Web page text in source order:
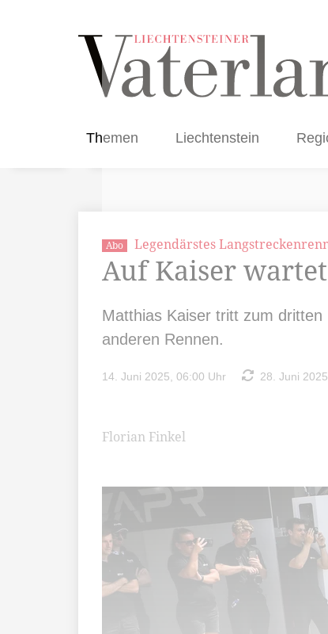
Themen Liechtenstein
Abo Legendärstes
Auf Kaiser
Matthias Kaiser tritt zum
anderen Rennen.
14. Juni 2025, 06:00 Uhr 28. Juni
Florian Finkel